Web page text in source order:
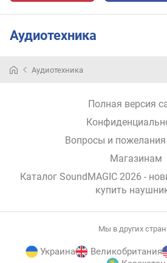
S
и
ч
и
U
S
Аудиотехника
Аудиотехника
Полная версия
Вопросы и пожелания
Магазинам
Каталог SoundMAGIC 2026 -
купить
Мы в других
Украина Великобритания